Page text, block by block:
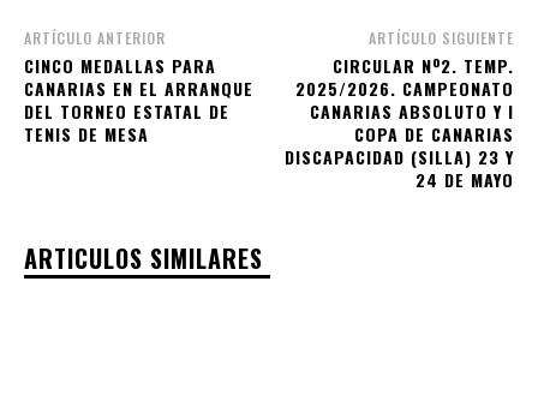
ARTÍCULO ANTERIOR
CINCO MEDALLAS PARA
CANARIAS EN EL ARRANQUE
DEL TORNEO ESTATAL DE
TENIS DE MESA
ARTÍCULO SIGUIENTE
CIRCULAR Nº2. TEMP.
2025/2026. CAMPEONATO
CANARIAS ABSOLUTO Y I
COPA DE CANARIAS
DISCAPACIDAD (SILLA) 23 Y
24 DE MAYO
ARTICULOS SIMILARES